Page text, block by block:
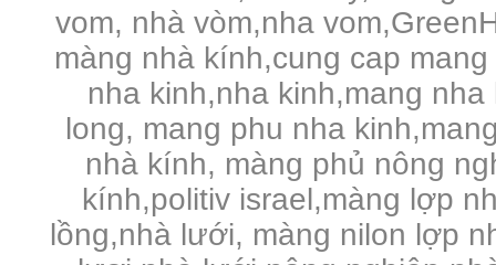
vom, nhà vòm,nha
màng nhà kính,cung cap
nha kinh,nha kinh,mang
long, mang phu nha
nhà kính, màng phủ nông
kính,politiv israel,màng lợp
lồng,nhà lưới, màng nilon lợp